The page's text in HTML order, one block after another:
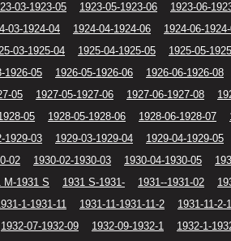
03-1923-05 1923-05-1923-06 1923-06-
03-1924-04 1924-04-1924-06 1924-06-
03-1925-04 1925-04-1925-05 1925-05-
1926-05 1926-05-1926-06 1926-06-1926-08
05 1927-05-1927-06 1927-06-1927-08
05 1928-05-1928-06 1928-06-1928-07
1929-03 1929-03-1929-04 1929-04-1929-05
02 1930-02-1930-03 1930-04-1930-05
M-1931 S 1931 S-1931- 1931--1931-02
1-1931-11 1931-11-1931-11-2 1931-11-2-
1932-07-1932-09 1932-09-1932-1 1932-1-